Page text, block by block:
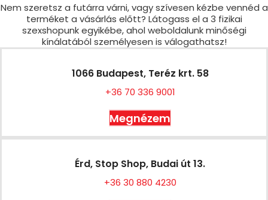
Nem szeretsz a futárra várni, vagy szívesen kézbe vennéd a
terméket a vásárlás előtt? Látogass el a 3 fizikai
szexshopunk egyikébe, ahol weboldalunk minőségi
kínálatából személyesen is válogathatsz!
1066 Budapest, Teréz krt. 58
+36 70 336 9001
Megnézem
Érd, Stop Shop, Budai út 13.
+36 30 880 4230